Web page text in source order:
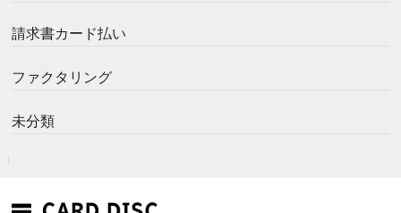
請求書カード払い
ファクタリング
未分類